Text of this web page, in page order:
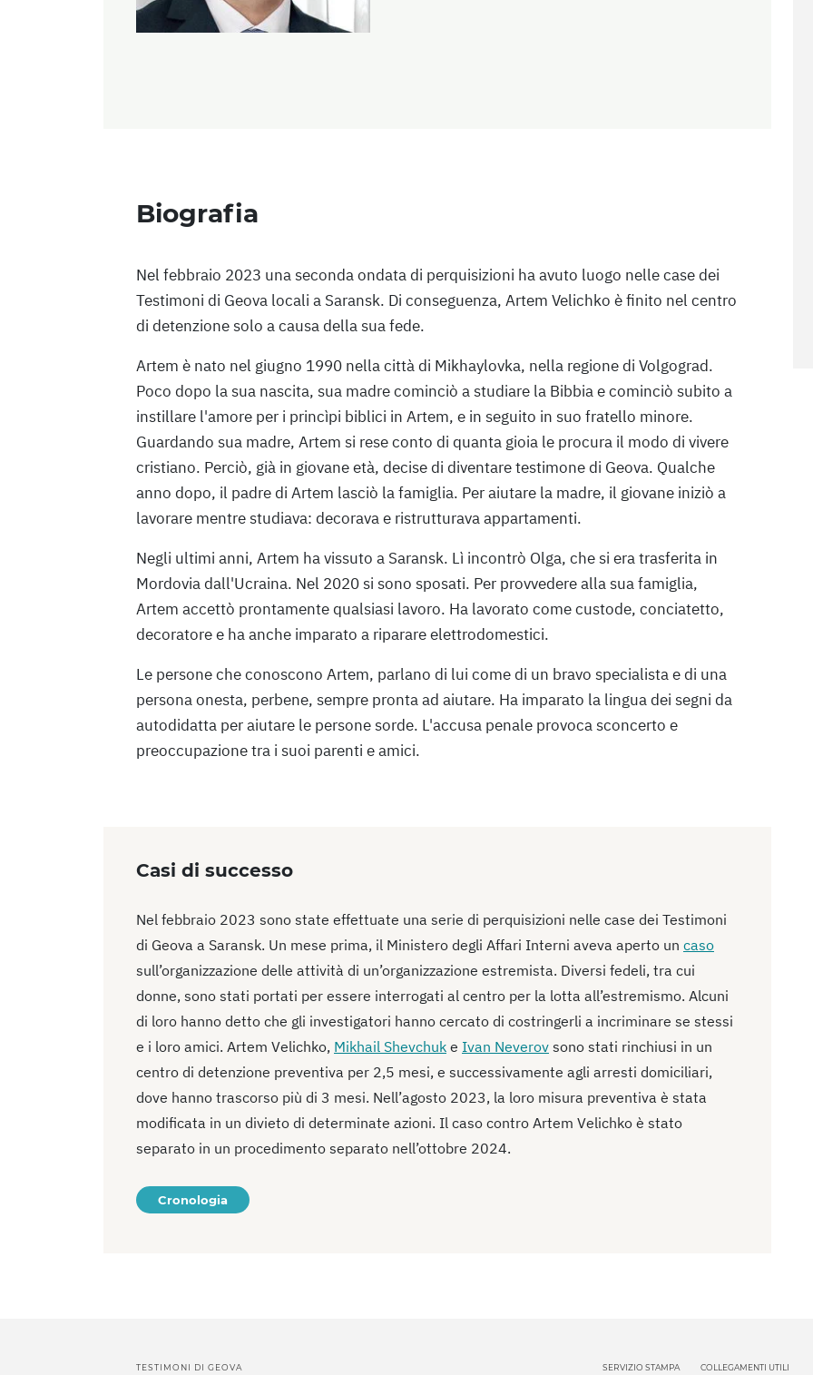
Biografia
Nel febbraio 2023 una seconda ondata di perquisizioni ha avuto luogo nelle case dei
Testimoni di Geova locali a Saransk. Di conseguenza, Artem Velichko è finito nel centro
di detenzione solo a causa della sua fede.
Artem è nato nel giugno 1990 nella città di Mikhaylovka, nella regione di Volgograd.
Poco dopo la sua nascita, sua madre cominciò a studiare la Bibbia e cominciò subito a
instillare l'amore per i princìpi biblici in Artem, e in seguito in suo fratello minore.
Guardando sua madre, Artem si rese conto di quanta gioia le procura il modo di vivere
cristiano. Perciò, già in giovane età, decise di diventare testimone di Geova. Qualche
anno dopo, il padre di Artem lasciò la famiglia. Per aiutare la madre, il giovane iniziò a
lavorare mentre studiava: decorava e ristrutturava appartamenti.
Negli ultimi anni, Artem ha vissuto a Saransk. Lì incontrò Olga, che si era trasferita in
Mordovia dall'Ucraina. Nel 2020 si sono sposati. Per provvedere alla sua famiglia,
Artem accettò prontamente qualsiasi lavoro. Ha lavorato come custode, conciatetto,
decoratore e ha anche imparato a riparare elettrodomestici.
Le persone che conoscono Artem, parlano di lui come di un bravo specialista e di una
persona onesta, perbene, sempre pronta ad aiutare. Ha imparato la lingua dei segni da
autodidatta per aiutare le persone sorde. L'accusa penale provoca sconcerto e
preoccupazione tra i suoi parenti e amici.
Casi di successo
Nel febbraio 2023 sono state effettuate una serie di perquisizioni nelle case dei Testimoni
di Geova a Saransk. Un mese prima, il Ministero degli Affari Interni aveva aperto un caso
sull’organizzazione delle attività di un’organizzazione estremista. Diversi fedeli, tra cui
donne, sono stati portati per essere interrogati al centro per la lotta all’estremismo. Alcuni
di loro hanno detto che gli investigatori hanno cercato di costringerli a incriminare se stessi
e i loro amici. Artem Velichko, Mikhail Shevchuk e Ivan Neverov sono stati rinchiusi in un
centro di detenzione preventiva per 2,5 mesi, e successivamente agli arresti domiciliari,
dove hanno trascorso più di 3 mesi. Nell’agosto 2023, la loro misura preventiva è stata
modificata in un divieto di determinate azioni. Il caso contro Artem Velichko è stato
separato in un procedimento separato nell’ottobre 2024.
Cronologia
TESTIMONI DI GEOVA SERVIZIO STAMPA COLLEGAMENTI UTILI